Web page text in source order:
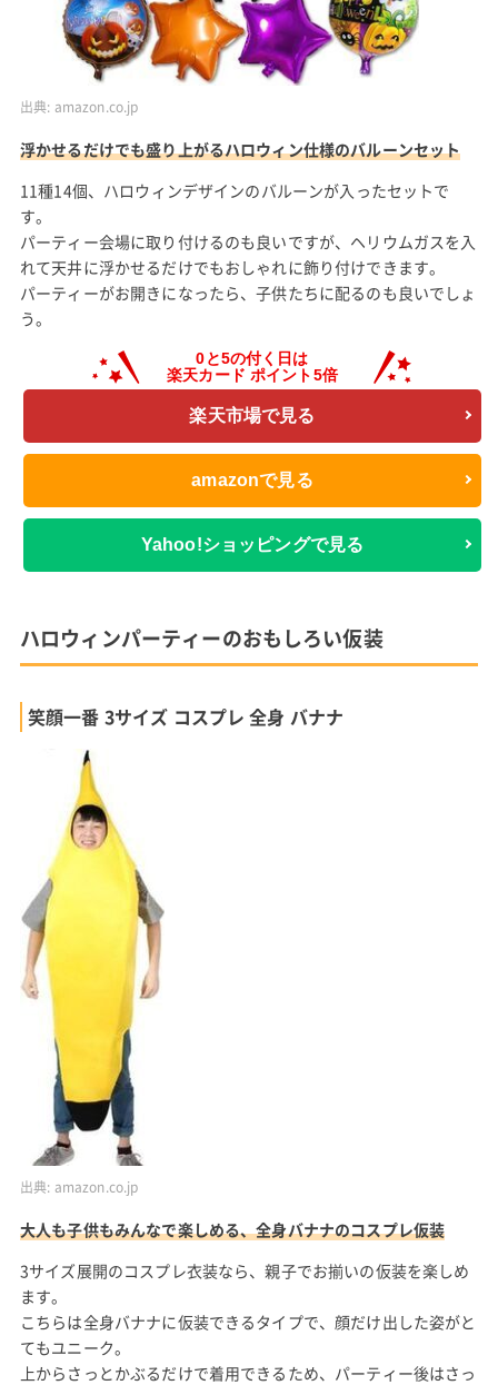
出典: amazon.co.jp
浮かせるだけでも盛り上がるハロウィン仕様のバルーンセット
11種14個、ハロウィンデザインのバルーンが入ったセットで
す。
パーティー会場に取り付けるのも良いですが、ヘリウムガスを入
れて天井に浮かせるだけでもおしゃれに飾り付けできます。
パーティーがお開きになったら、子供たちに配るのも良いでしょ
う。
楽天市場で見る
amazonで見る
Yahoo!ショッピングで見る
ハロウィンパーティーのおもしろい仮装
笑顔一番 3サイズ コスプレ 全身 バナナ
出典: amazon.co.jp
大人も子供もみんなで楽しめる、全身バナナのコスプレ仮装
3サイズ展開のコスプレ衣装なら、親子でお揃いの仮装を楽しめ
ます。
こちらは全身バナナに仮装できるタイプで、顔だけ出した姿がと
てもユニーク。
上からさっとかぶるだけで着用できるため、パーティー後はさっ